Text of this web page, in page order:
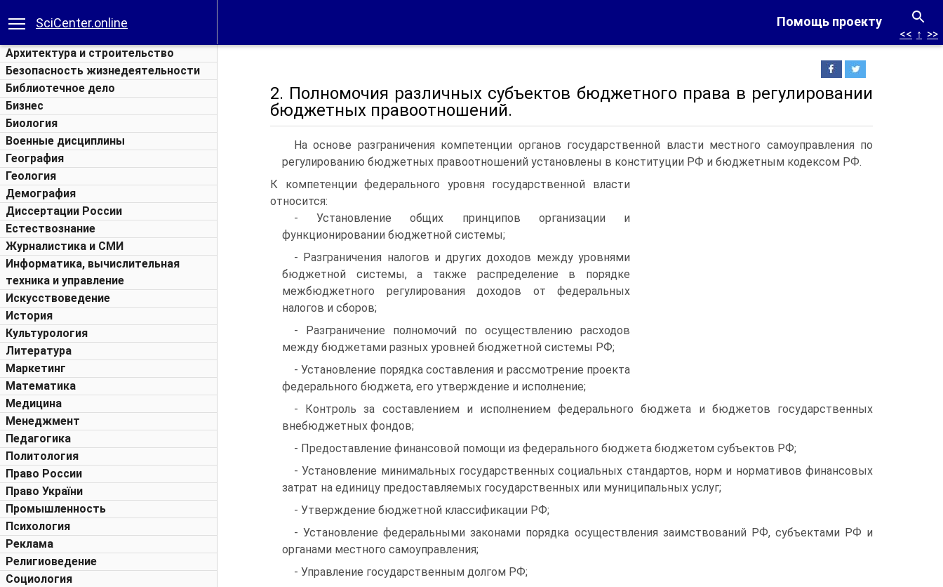
Помощь проекту
SciCenter.online
Архитектура и строительство
Безопасность жизнедеятельности
Библиотечное дело
Бизнес
Биология
Военные дисциплины
География
Геология
Демография
Диссертации России
Естествознание
Журналистика и СМИ
Информатика, вычислительная
техника и управление
Искусствоведение
История
Культурология
Литература
Маркетинг
Математика
Медицина
Менеджмент
Педагогика
Политология
Право России
Право України
Промышленность
Психология
Реклама
Религиоведение
Социология
<< ↑ >>
2. Полномочия различных субъектов бюджетного права в регулировании
бюджетных правоотношений.
На основе разграничения компетенции органов государственной власти местного самоуправления по
регулированию бюджетных правоотношений установлены в конституции РФ и бюджетным кодексом РФ.
К компетенции федерального уровня государственной власти
относится:
- Установление общих принципов организации и
функционировании бюджетной системы;
- Разграничения налогов и других доходов между уровнями
бюджетной системы, а также распределение в порядке
межбюджетного регулирования доходов от федеральных
налогов и сборов;
- Разграничение полномочий по осуществлению расходов
между бюджетами разных уровней бюджетной системы РФ;
- Установление порядка составления и рассмотрение проекта
федерального бюджета, его утверждение и исполнение;
- Контроль за составлением и исполнением федерального бюджета и бюджетов государственных
внебюджетных фондов;
- Предоставление финансовой помощи из федерального бюджета бюджетом субъектов РФ;
- Установление минимальных государственных социальных стандартов, норм и нормативов финансовых
затрат на единицу предоставляемых государственных или муниципальных услуг;
- Утверждение бюджетной классификации РФ;
- Установление федеральными законами порядка осуществления заимствований РФ, субъектами РФ и
органами местного самоуправления;
- Управление государственным долгом РФ;